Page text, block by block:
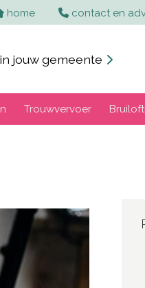
home contact en
jouw gemeente
Trouwvervoer